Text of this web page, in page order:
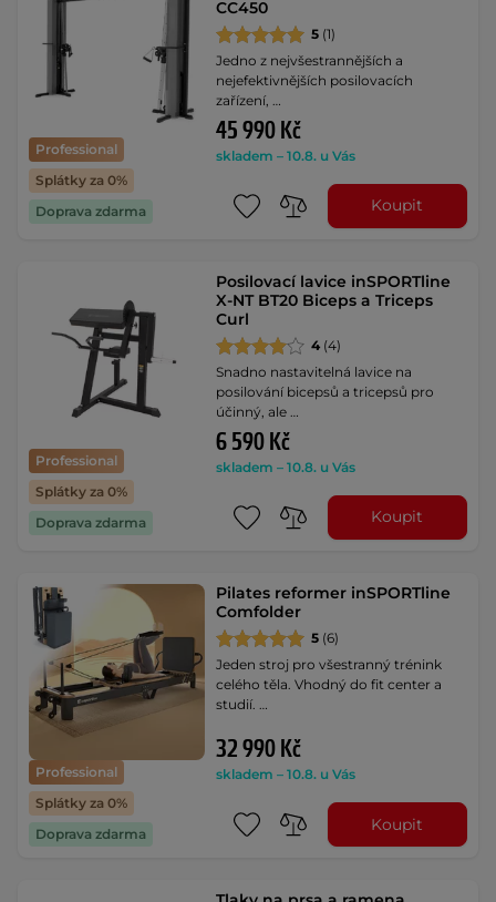
Professional
Splátky za 0%
Doprava zdarma
CC450
5 (1)
Jedno z nejvšestrannějších a
nejefektivnějších posilovacích
zařízení, …
45 990 Kč
skladem – 10.8. u Vás
Koupit
Professional
Splátky za 0%
Doprava zdarma
Posilovací lavice inSPORTline
X-NT BT20 Biceps a Triceps
Curl
4 (4)
Snadno nastavitelná lavice na
posilování bicepsů a tricepsů pro
účinný, ale …
6 590 Kč
skladem – 10.8. u Vás
Koupit
Professional
Splátky za 0%
Doprava zdarma
Pilates reformer inSPORTline
Comfolder
5 (6)
Jeden stroj pro všestranný trénink
celého těla. Vhodný do fit center a
studií. …
32 990 Kč
skladem – 10.8. u Vás
Koupit